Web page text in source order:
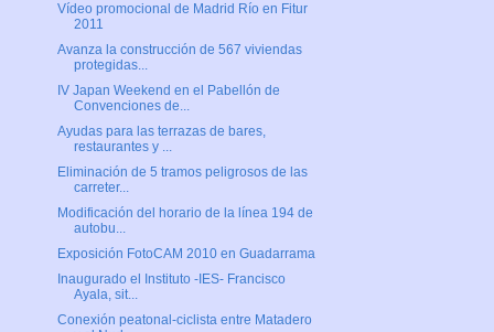
Vídeo promocional de Madrid Río en Fitur
2011
Avanza la construcción de 567 viviendas
protegidas...
IV Japan Weekend en el Pabellón de
Convenciones de...
Ayudas para las terrazas de bares,
restaurantes y ...
Eliminación de 5 tramos peligrosos de las
carreter...
Modificación del horario de la línea 194 de
autobu...
Exposición FotoCAM 2010 en Guadarrama
Inaugurado el Instituto -IES- Francisco
Ayala, sit...
Conexión peatonal-ciclista entre Matadero